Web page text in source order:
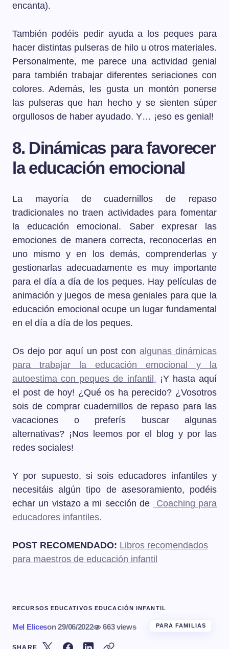
encanta).
También podéis pedir ayuda a los peques para
hacer distintas pulseras de hilo u otros materiales.
Personalmente, me parece una actividad genial
para también trabajar diferentes seriaciones con
colores. Además, les gusta un montón ponerse
las pulseras que han hecho y se sienten súper
orgullosos de haber ayudado. Y… ¡eso es genial!
8. Dinámicas para favorecer
la educación emocional
La mayoría de cuadernillos de repaso
tradicionales no traen actividades para fomentar
la educación emocional. Saber expresar las
emociones de manera correcta, reconocerlas en
uno mismo y en los demás, comprenderlas y
gestionarlas adecuadamente es muy importante
para el día a día de los peques. Hay películas de
animación y juegos de mesa geniales para que la
educación emocional ocupe un lugar fundamental
en el día a día de los peques.
Os dejo por aquí un post conalgunas dinámicas
para trabajar la educación emocional
y la
autoestima con peques de infantil . ¡Y hasta aquí
el post de hoy! ¿Qué os ha perecido? ¿Vosotros
sois de comprar cuadernillos de repaso para las
vacaciones o preferís buscar algunas
alternativas? ¡Nos leemos por el blog y por las
redes sociales!
Y por supuesto, si sois educadores infantiles y
necesitáis algún tipo de asesoramiento, podéis
echar un vistazo a mi sección de
Coaching para
educadores infantiles.
POST RECOMENDADO: Libros recomendados
para maestros de educación infantil
RECURSOS EDUCATIVOS EDUCACIÓN INFANTIL
Mel Eliceson 29/06/2022 663 views PARA FAMILIAS
SHARE